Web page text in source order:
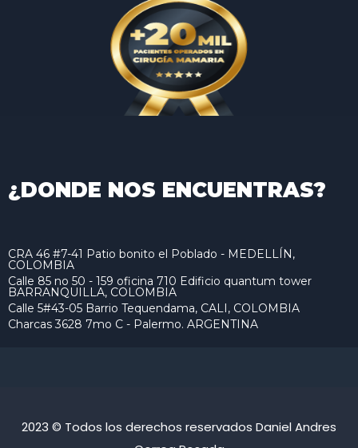
¿DONDE NOS ENCUENTRAS?
CRA 46 #7-41 Patio bonito el Poblado - MEDELLÍN,
COLOMBIA
Calle 85 no 50 - 159 oficina 710 Edificio quantum tower
BARRANQUILLA, COLOMBIA
Calle 5#43-05 Barrio Tequendama, CALI, COLOMBIA
Charcas 3628 7mo C - Palermo. ARGENTINA
2023 © Todos los derechos reservados Daniel Andres